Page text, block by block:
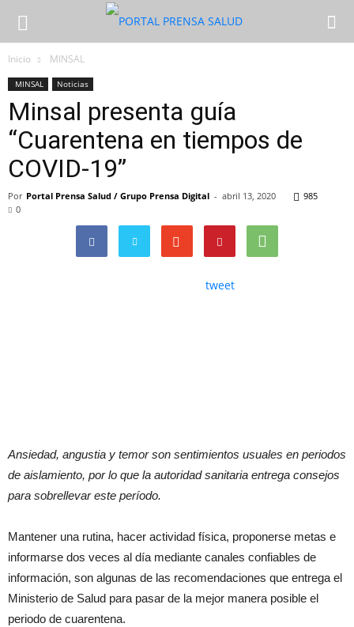
Inicio MINSAL
MINSAL Noticias
Minsal presenta guía
“Cuarentena en tiempos de
COVID-19”
Por Portal Prensa Salud / Grupo Prensa Digital - abril 13, 2020
985
0
tweet
Ansiedad, angustia y temor son sentimientos usuales en periodos
de aislamiento, por lo que la autoridad sanitaria entrega consejos
para sobrellevar este período.
Mantener una rutina, hacer actividad física, proponerse metas e
informarse dos veces al día mediante canales confiables de
información, son algunas de las recomendaciones que entrega el
Ministerio de Salud para pasar de la mejor manera posible el
periodo de cuarentena.